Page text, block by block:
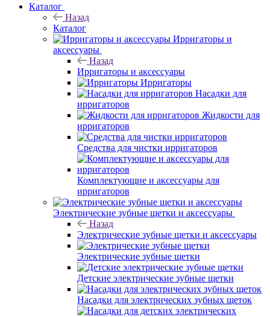
Каталог
Назад
Каталог
Ирригаторы и
аксессуары
Назад
Ирригаторы и аксессуары
Ирригаторы
Насадки для
ирригаторов
Жидкости для
ирригаторов
Средства для чистки ирригаторов
Комплектующие и аксессуары для
ирригаторов
Электрические зубные щетки и аксессуары
Назад
Электрические зубные щетки и аксессуары
Электрические зубные щетки
Детские электрические зубные щетки
Насадки для электрических зубных щеток